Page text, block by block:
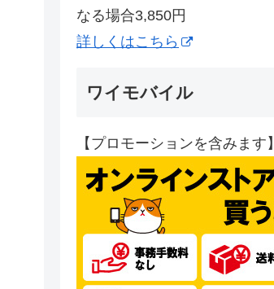
なる場合3,850円
詳しくはこちら
ワイモバイル
【プロモーションを含みます】